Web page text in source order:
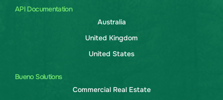
API Documentation
Australia
United Kingdom
United States
Bueno Solutions
Commercial Real Estate